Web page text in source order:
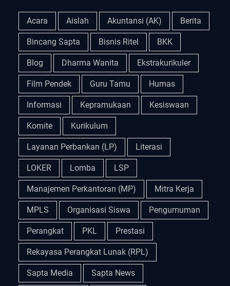
Acara Aislah Akuntansi (AK) Berita
Bincang Sapta Bisnis Ritel BKK
Blog Dharma Wanita Ekstrakurikuler
Film Pendek Guru Tamu Humas
Informasi Kepramukaan Kesiswaan
Komite Kurikulum
Layanan Perbankan (LP) Literasi
LOKER Lomba LSP
Manajemen Perkantoran (MP) Mitra Kerja
MPLS Organisasi Siswa Pengumuman
Perangkat PKL Prestasi
Rekayasa Perangkat Lunak (RPL)
Sapta Media Sapta News